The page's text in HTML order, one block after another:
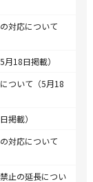
対応について
18日掲載）
ついて（5月18
掲載）
対応について
止の延長につい